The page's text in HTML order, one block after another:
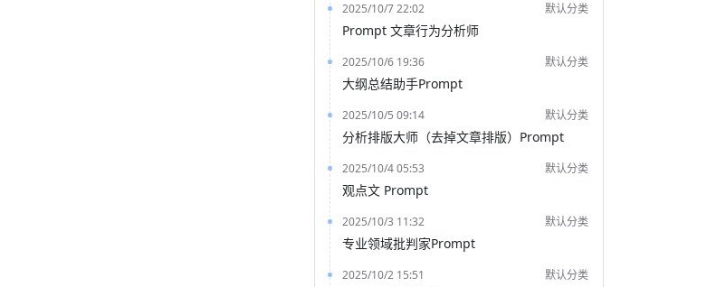
2025/10/7 22:02 默认分类
Prompt 文章行为分析师
2025/10/6 19:36 默认分类
大纲总结助手Prompt
2025/10/5 09:14 默认分类
分析排版大师（去掉文章排版）Prompt
2025/10/4 05:53 默认分类
观点文 Prompt
2025/10/3 11:32 默认分类
专业领域批判家Prompt
2025/10/2 15:51 默认分类